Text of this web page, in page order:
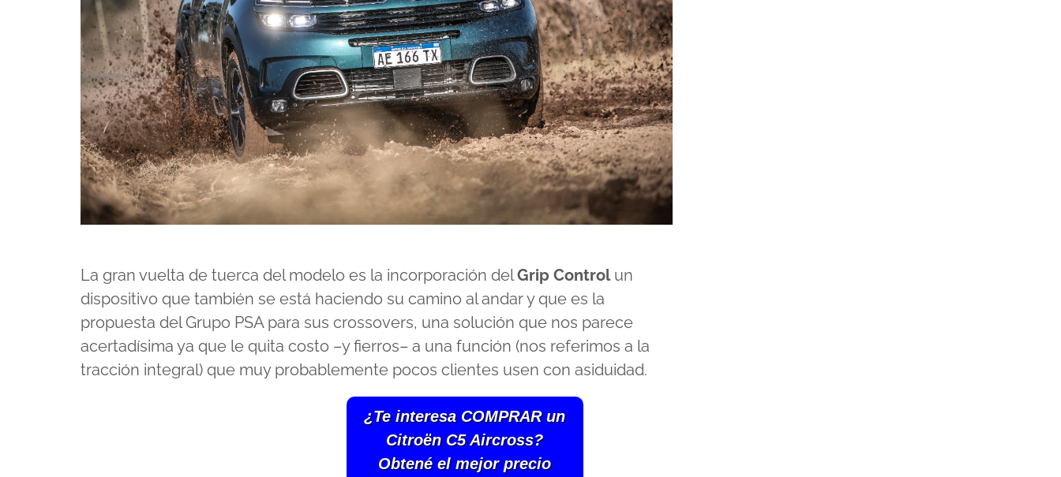
La gran vuelta de tuerca del modelo es la incorporación delGrip Controlun
dispositivo que también se está haciendo su camino al andar y que es la
propuesta del Grupo PSA para sus crossovers, una solución que nos parece
acertadísima ya que le quita costo –y fierros– a una función (nos referimos a la
tracción integral) que muy probablemente pocos clientes usen con asiduidad.
¿Te interesa COMPRAR un
Citroën C5 Aircross?
Obtené el mejor precio